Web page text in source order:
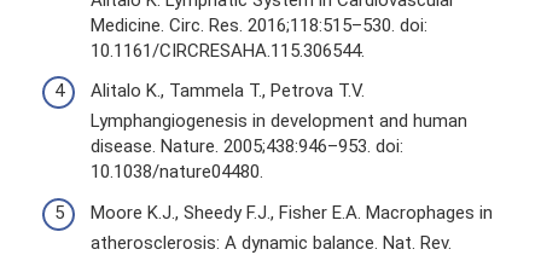
Medicine. Circ. Res. 2016;118:515–530. doi:
10.1161/CIRCRESAHA.115.306544.
Alitalo K., Tammela T., Petrova T.V.
Lymphangiogenesis in development and human
disease. Nature. 2005;438:946–953. doi:
10.1038/nature04480.
Moore K.J., Sheedy F.J., Fisher E.A. Macrophages in
atherosclerosis: A dynamic balance. Nat. Rev.